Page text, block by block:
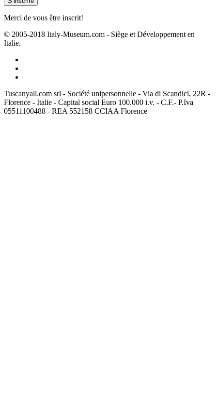
Merci de vous être inscrit!
© 2005-2018 Italy-Museum.com - Siège et Développement en
Italie.
Tuscanyall.com srl - Société unipersonnelle - Via di Scandici, 22R -
Florence - Italie - Capital social Euro 100.000 i.v. - C.F.- P.Iva
05511100488 - REA 552158 CCIAA Florence